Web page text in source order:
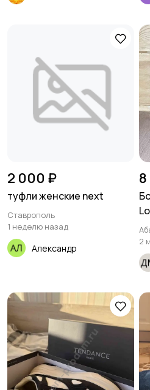
2 000 ₽
туфли женские next
Ставрополь
1 неделю назад
Александр
2